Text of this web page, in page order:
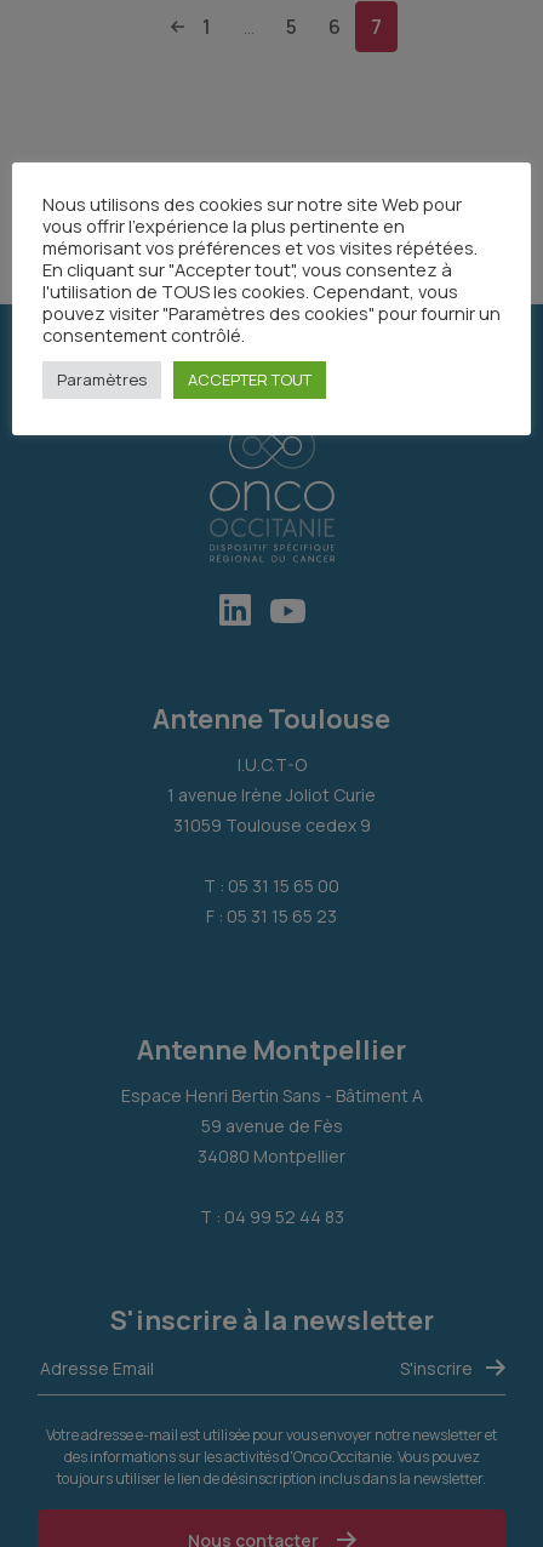
1 5 6 7
Partager
Antenne Toulouse
I.U.C.T-O
1 avenue Irène Joliot Curie
31059 Toulouse cedex 9
T : 05 31 15 65 00
F : 05 31 15 65 23
Antenne Montpellier
Espace Henri Bertin Sans - Bâtiment A
59 avenue de Fès
34080 Montpellier
T : 04 99 52 44 83
S'inscrire à la newsletter
Votre adresse e-mail est utilisée pour vous envoyer notre newsletter et
des informations sur les activités d'Onco Occitanie. Vous pouvez
toujours utiliser le lien de désinscription inclus dans la newsletter.
Nous contacter
Nous utilisons des cookies sur notre site Web pour
vous offrir l'expérience la plus pertinente en
mémorisant vos préférences et vos visites répétées.
En cliquant sur "Accepter tout", vous consentez à
l'utilisation de TOUS les cookies. Cependant, vous
pouvez visiter "Paramètres des cookies" pour fournir un
consentement contrôlé.
Paramètres ACCEPTER TOUT